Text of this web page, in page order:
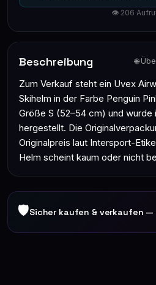
👁 206
Beschreibung 🌐
Zum Verkauf steht ein Uvex
Skihelm in der Farbe Penguin
Größe S (52–54 cm) und wurde
hergestellt. Die
Originalpreis laut Intersport-
Helm scheint kaum oder nicht
🛡Sicher kaufen & verkaufen —